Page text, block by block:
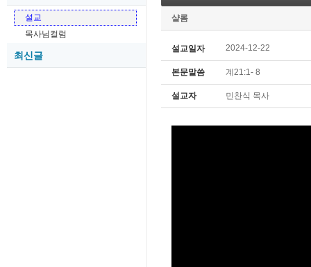
설교
목사님컬럼
최신글
05-26 (고린도전서12) 고전7:23-40 ...
05-20 (고린도전서10) 고전6:1~11 ...
05-20 (고린도전서9) 고전5:1-13 ...
05-18 (고린도전서7) 고전4:1-8 판...
샬롬
설교일자 2024-12-22
본문말씀 계21:1- 8
설교자 민찬식 목사